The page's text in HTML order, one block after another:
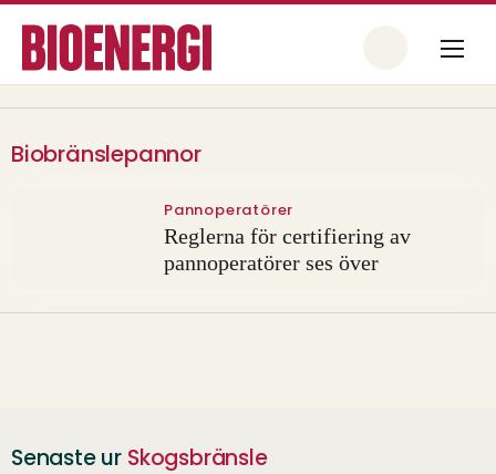
Biobränslepannor
Pannoperatörer
Reglerna för certifiering av
pannoperatörer ses över
Senaste ur Skogsbränsle